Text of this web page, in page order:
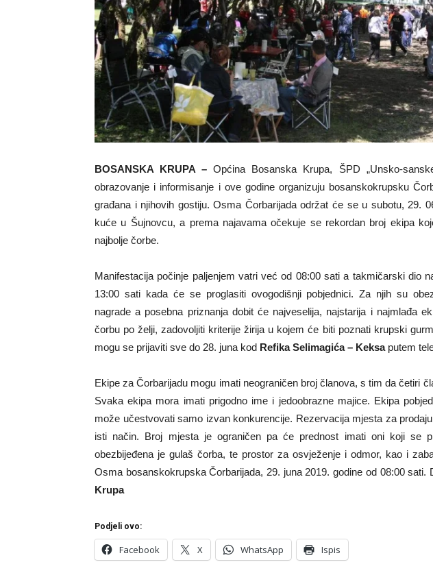
BOSANSKA KRUPA – Općina Bosanska Krupa, ŠPD „Unsko-
obrazovanje i informisanje i ove godine organizuju bosanskokrupsku
građana i njihovih gostiju. Osma Čorbarijada održat će se u subotu, 29.
kuće u Šujnovcu, a prema najavama očekuje se rekordan broj ekipa
najbolje čorbe.
Manifestacija počinje paljenjem vatri već od 08:00 sati a takmičarski dio
13:00 sati kada će se proglasiti ovogodišnji pobjednici. Za njih su
nagrade a posebna priznanja dobit će najveselija, najstarija i najmlađa
čorbu po želji, zadovoljiti kriterije žirija u kojem će biti poznati krupski
mogu se prijaviti sve do 28. juna kod Refika Selimagića – Keksaputem
Ekipe za Čorbarijadu mogu imati neograničen broj članova, s tim da četiri
Svaka ekipa mora imati prigodno ime i jedoobrazne majice. Ekipa
može učestvovati samo izvan konkurencije. Rezervacija mjesta za
isti način. Broj mjesta je ograničen pa će prednost imati oni koji se
obezbijeđena je gulaš čorba, te prostor za osvježenje i odmor, kao i
Osma bosanskokrupska Čorbarijada, 29. juna 2019. godine od 08:00 sati.
Krupa
Podjeli ovo:
Facebook X WhatsApp Ispis